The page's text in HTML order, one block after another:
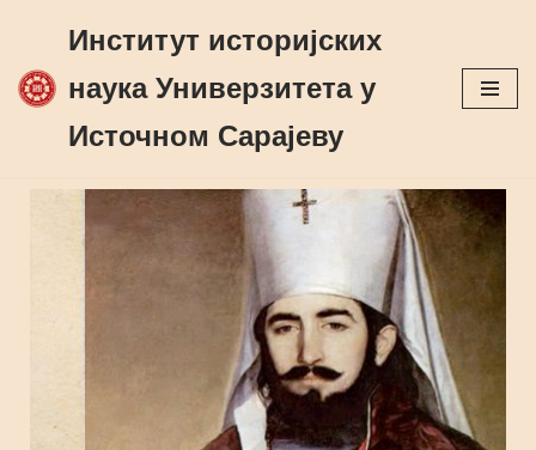
Skip
to
content
Институт историјских
наука Универзитета у
Источном Сарајеву